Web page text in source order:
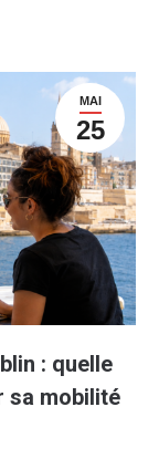
MAI
25
: quelle
sa mobilité